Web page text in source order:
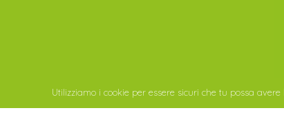
Utilizziamo i cookie per essere sicuri che tu possa